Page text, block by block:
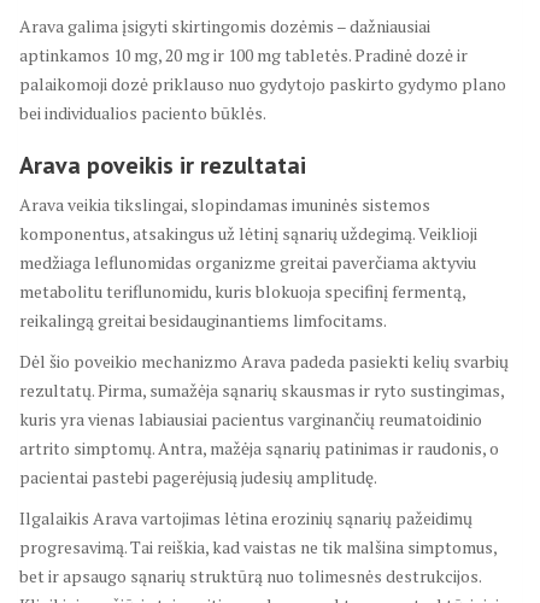
Arava galima įsigyti skirtingomis dozėmis – dažniausiai
aptinkamos 10 mg, 20 mg ir 100 mg tabletės. Pradinė dozė ir
palaikomoji dozė priklauso nuo gydytojo paskirto gydymo plano
bei individualios paciento būklės.
Arava poveikis ir rezultatai
Arava veikia tikslingai, slopindamas imuninės sistemos
komponentus, atsakingus už lėtinį sąnarių uždegimą. Veiklioji
medžiaga leflunomidas organizme greitai paverčiama aktyviu
metabolitu teriflunomidu, kuris blokuoja specifinį fermentą,
reikalingą greitai besidauginantiems limfocitams.
Dėl šio poveikio mechanizmo Arava padeda pasiekti kelių svarbių
rezultatų. Pirma, sumažėja sąnarių skausmas ir ryto sustingimas,
kuris yra vienas labiausiai pacientus varginančių reumatoidinio
artrito simptomų. Antra, mažėja sąnarių patinimas ir raudonis, o
pacientai pastebi pagerėjusią judesių amplitudę.
Ilgalaikis Arava vartojimas lėtina erozinių sąnarių pažeidimų
progresavimą. Tai reiškia, kad vaistas ne tik malšina simptomus,
bet ir apsaugo sąnarių struktūrą nuo tolimesnės destrukcijos.